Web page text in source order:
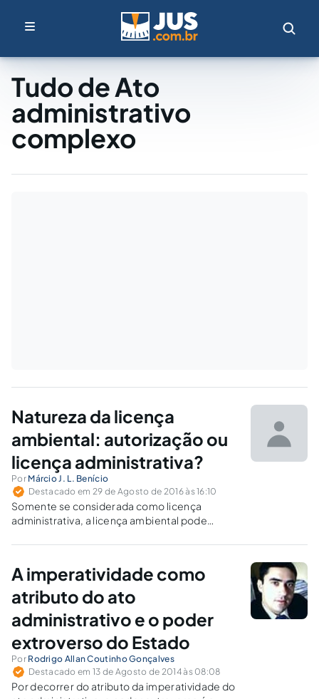
Tudo de Ato
administrativo
complexo
Natureza da licença
ambiental: autorização ou
licença administrativa?
Por Márcio J. L. Benício
Destacado em 29 de Agosto de 2016 às 16:10
Somente se considerada como licença
administrativa, a licença ambiental pode
invalidada por oportunidade e conveniência
neste fundamento.
A imperatividade como
atributo do ato
administrativo e o poder
extroverso do Estado
Por Rodrigo Allan Coutinho Gonçalves
Destacado em 13 de Agosto de 2014 às 08:08
Por decorrer do atributo da imperatividade do